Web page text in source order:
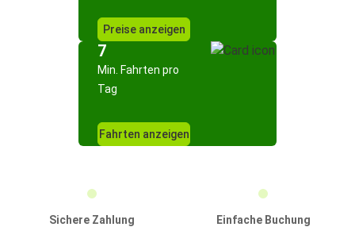
Preise anzeigen
7
Min. Fahrten pro
Tag
Fahrten anzeigen
Sichere Zahlung
Einfache Buchung